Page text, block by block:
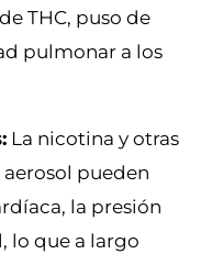
THC, puso de
pulmonar a los
La nicotina y otras
aerosol pueden
la presión
lo que a largo